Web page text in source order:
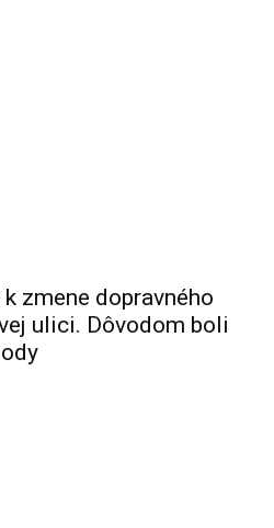
zmene dopravného
ulici. Dôvodom boli